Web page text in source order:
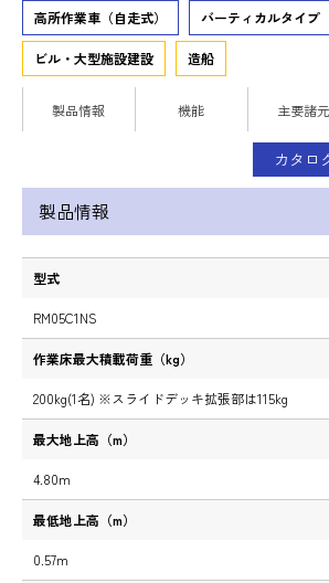
高所作業車（自走式） バーティカルタイプ
ビル・大型施設建設 造船
製品情報 機能 主要諸元
カタロ
製品情報
型式
RM05C1NS
作業床最大積載荷重（kg）
200kg(1名) ※スライドデッキ拡張部は115kg
最大地上高（m）
4.80m
最低地上高（m）
0.57m